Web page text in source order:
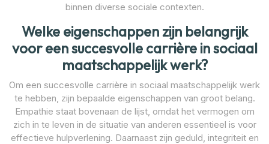
binnen diverse sociale contexten.
Welke eigenschappen zijn belangrijk
voor een succesvolle carrière in sociaal
maatschappelijk werk?
Om een succesvolle carrière in sociaal maatschappelijk werk
te hebben, zijn bepaalde eigenschappen van groot belang.
Empathie staat bovenaan de lijst, omdat het vermogen om
zich in te leven in de situatie van anderen essentieel is voor
effectieve hulpverlening. Daarnaast zijn geduld, integriteit en